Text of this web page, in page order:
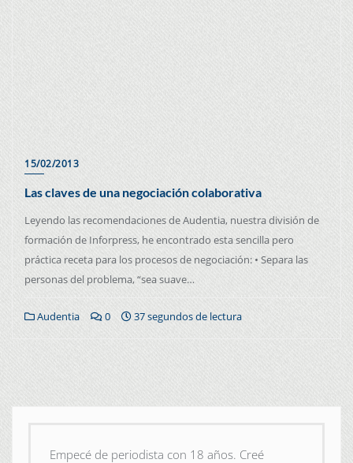
15/02/2013
Las claves de una negociación colaborativa
Leyendo las recomendaciones de Audentia, nuestra división de
formación de Inforpress, he encontrado esta sencilla pero
práctica receta para los procesos de negociación: • Separa las
personas del problema, “sea suave…
Audentia 0 37 segundos de lectura
Empecé de periodista con 18 años. Creé